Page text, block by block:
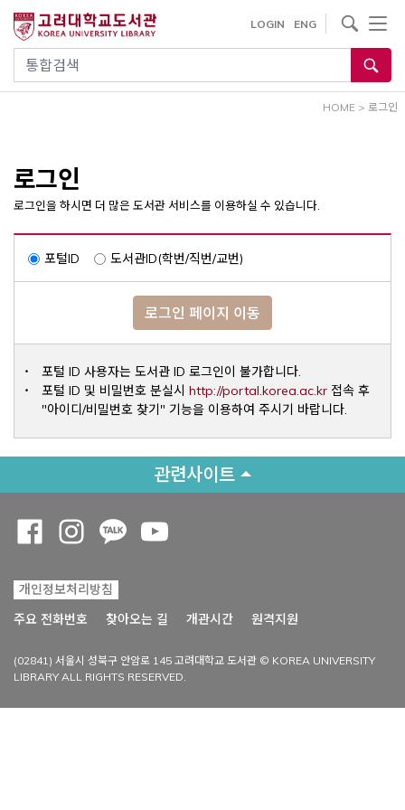
건
통합검색
LOGIN ENG
사이트내 검색
HOME > 로그인
로그인
로그인을 하시면 더 많은 도서관 서비스를 이용하실 수 있습니다.
포털ID 도서관ID(학번/직번/교번)
로그인 페이지 이동
포털 ID 사용자는 도서관 ID 로그인이 불가합니다.
포털 ID 및 비밀번호 분실시 http://portal.korea.ac.krOpens a
접속 후
"아이디/비밀번호 찾기" 기능을 이용하여 주시기 바랍니다.
관련사이트
개인정보처리방침
주요 전화번호
찾아오는 길 개관시간 원격지원
(02841) 서울시 성북구 안암로 145 고려대학교 도서관 © KOREA UNIVERSITY
LIBRARY ALL RIGHTS RESERVED.
Opens a new window
Opens a new window
Opens a new window